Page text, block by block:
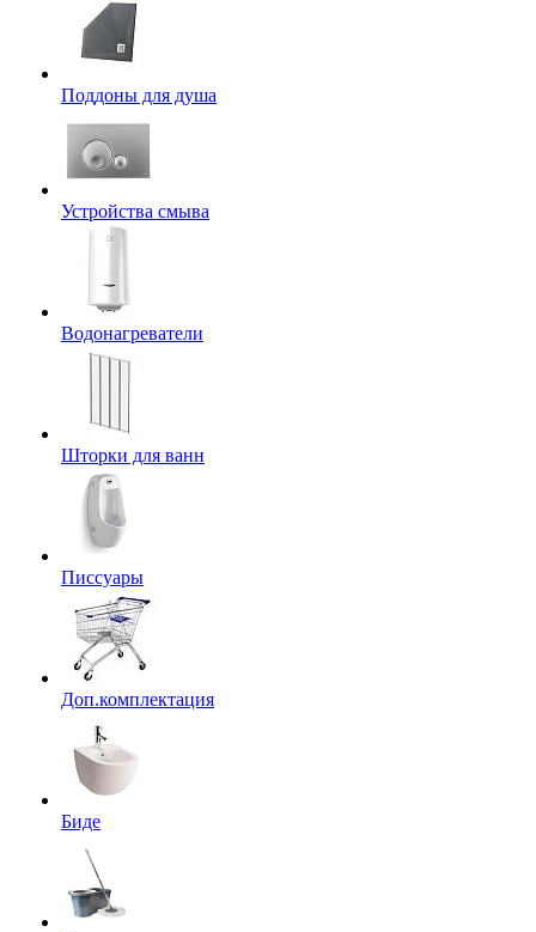
Поддоны для душа
Устройства смыва
Водонагреватели
Шторки для ванн
Писсуары
Доп.комплектация
Биде